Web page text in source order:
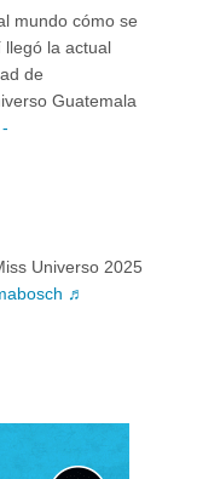
mundo cómo se
llegó la actual
de
Guatemala
Universo 2025
♬